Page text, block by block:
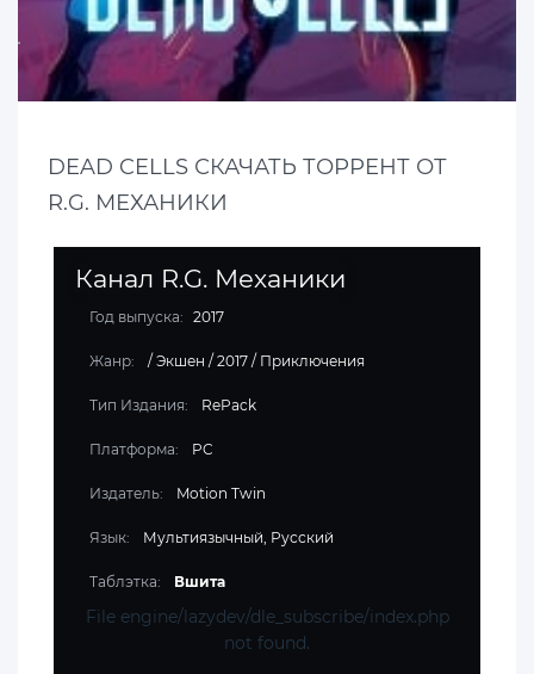
DEAD CELLS СКАЧАТЬ ТОРРЕНТ ОТ
R.G. МЕХАНИКИ
Канал R.G. Механики
Год выпуска: 2017
Жанр: / Экшен / 2017 / Приключения
Тип Издания: RePack
Платформа: PC
Издатель: Motion Twin
Язык: Мультиязычный, Русский
Таблэтка: Вшита
File engine/lazydev/dle_subscribe/index.php
not found.